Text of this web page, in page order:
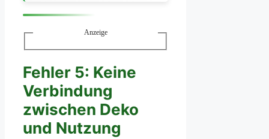
Anzeige
Fehler 5: Keine
Verbindung
zwischen Deko
und Nutzung